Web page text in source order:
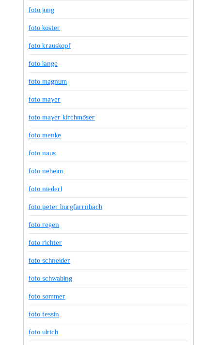
foto jung
foto köster
foto krauskopf
foto lange
foto magnum
foto mayer
foto mayer kirchmöser
foto menke
foto naus
foto neheim
foto niederl
foto peter burgfarrnbach
foto regen
foto richter
foto schneider
foto schwabing
foto sommer
foto tessin
foto ulrich